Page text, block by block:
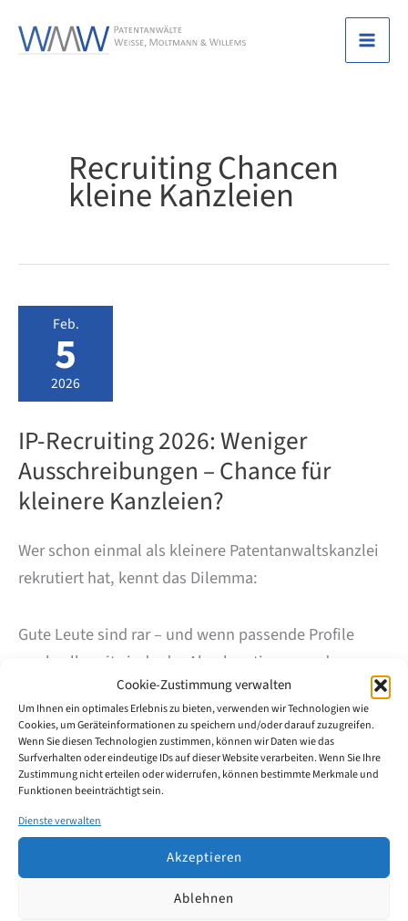
Cookie-Zustimmung verwalten
Um Ihnen ein optimales Erlebnis zu bieten, verwenden wir Technologien wie
Cookies, um Geräteinformationen zu speichern und/oder darauf zuzugreifen.
Wenn Sie diesen Technologien zustimmen, können wir Daten wie das
Surfverhalten oder eindeutige IDs auf dieser Website verarbeiten. Wenn Sie Ihre
Zustimmung nicht erteilen oder widerrufen, können bestimmte Merkmale und
Funktionen beeinträchtigt sein.
Dienste verwalten
Akzeptieren
Ablehnen
Inhalt
Recruiting Chancen
kleine Kanzleien
Feb.
5
2026
IP-Recruiting 2026: Weniger
Ausschreibungen – Chance für
kleinere Kanzleien?
Wer schon einmal als kleinere Patentanwaltskanzlei
rekrutiert hat, kennt das Dilemma:
Gute Leute sind rar – und wenn passende Profile
wechselbereit sind oder Absolventinnen und
Absolventen neu in den IP-Bereich einsteigen wollen,
bekommen häufig große Kanzleien oder
Industrie/Inhouse den Zuschlag.
Genau deshalb haben wir den Markt über einen
längeren Zeitraum (fast drei Jahre) beobachtet. Nicht
aus Neugier, sondern um eine sehr praktische Frage
zu beantworten: